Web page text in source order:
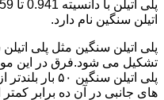
اتیلن سنگین نام دارد.
پلی اتیلن سنگین مثل پلی
تشکیل می شود.فرق در این
پلی اتیلن
های جانبی در آن ده برابر